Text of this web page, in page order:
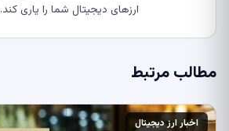
ارزهای دیجیتال شما را یاری کند.
مطالب مرتبط
اخبار ارز دیجیتال